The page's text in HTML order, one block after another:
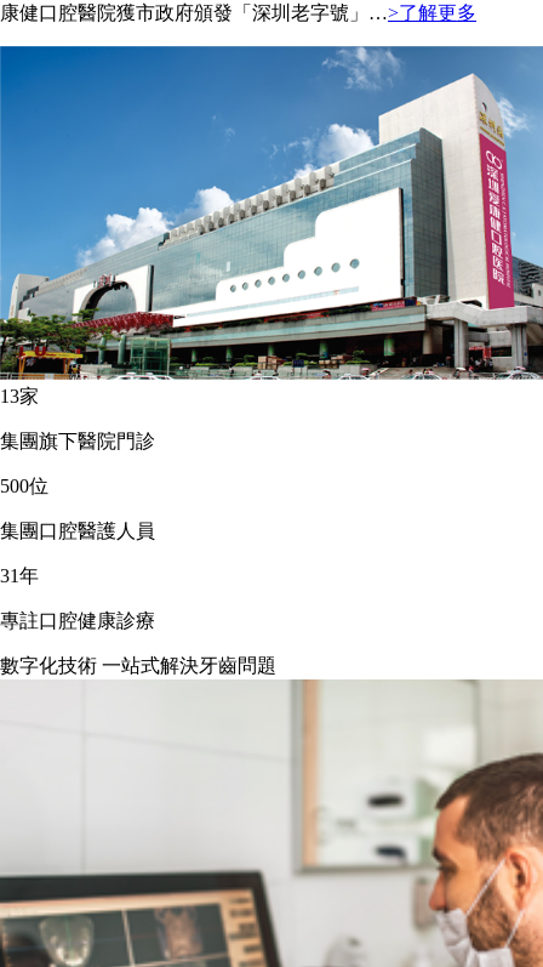
康健口腔醫院獲市政府頒發「深圳老字號」…>了解更多
13家
集團旗下醫院門診
500位
集團口腔醫護人員
31年
專註口腔健康診療
數字化技術 一站式解決牙齒問題